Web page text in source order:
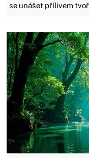
se unášet přílivem